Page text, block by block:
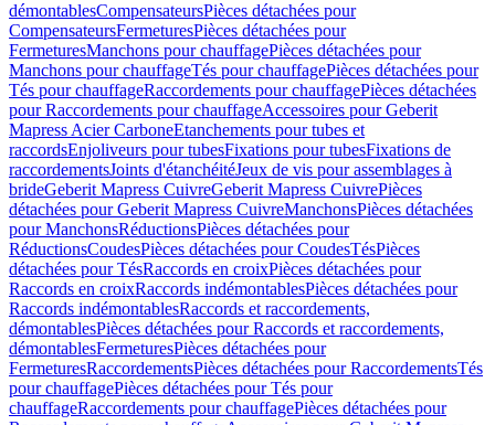
démontablesCompensateursPièces détachées pour
CompensateursFermeturesPièces détachées pour
FermeturesManchons pour chauffagePièces détachées pour
Manchons pour chauffageTés pour chauffagePièces détachées pour
Tés pour chauffageRaccordements pour chauffagePièces détachées
pour Raccordements pour chauffageAccessoires pour Geberit
Mapress Acier CarboneEtanchements pour tubes et
raccordsEnjoliveurs pour tubesFixations pour tubesFixations de
raccordementsJoints d'étanchéitéJeux de vis pour assemblages à
brideGeberit Mapress CuivreGeberit Mapress CuivrePièces
détachées pour Geberit Mapress CuivreManchonsPièces détachées
pour ManchonsRéductionsPièces détachées pour
RéductionsCoudesPièces détachées pour CoudesTésPièces
détachées pour TésRaccords en croixPièces détachées pour
Raccords en croixRaccords indémontablesPièces détachées pour
Raccords indémontablesRaccords et raccordements,
démontablesPièces détachées pour Raccords et raccordements,
démontablesFermeturesPièces détachées pour
FermeturesRaccordementsPièces détachées pour RaccordementsTés
pour chauffagePièces détachées pour Tés pour
chauffageRaccordements pour chauffagePièces détachées pour